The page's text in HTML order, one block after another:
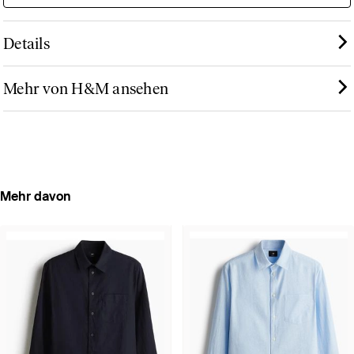
Details
Mehr von H&M ansehen
Mehr davon